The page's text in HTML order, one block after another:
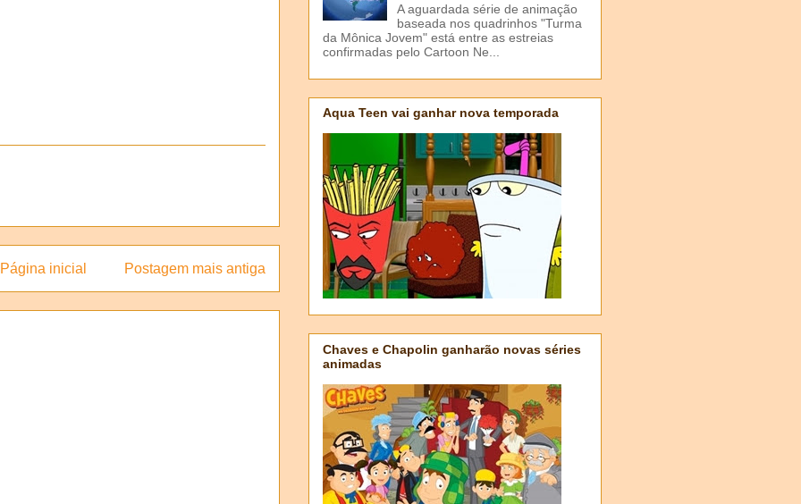
Postagem mais antiga
Página inicial
A aguardada série de animação
baseada nos quadrinhos "Turma
da Mônica Jovem" está entre as estreias
confirmadas pelo Cartoon Ne...
Aqua Teen vai ganhar nova temporada
Chaves e Chapolin ganharão novas séries
animadas